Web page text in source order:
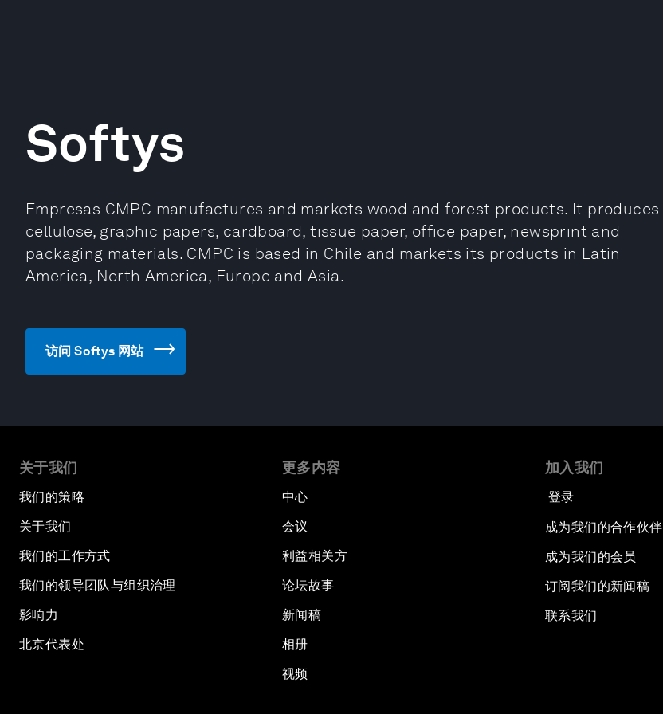
Softys
Empresas CMPC manufactures and markets wood and forest products. It produces
cellulose, graphic papers, cardboard, tissue paper, office paper, newsprint and
packaging materials. CMPC is based in Chile and markets its products in Latin
America, North America, Europe and Asia.
访问 Softys 网站
关于我们
我们的策略
关于我们
我们的工作方式
我们的领导团队与组织治理
影响力
北京代表处
更多内容
中心
会议
利益相关方
论坛故事
新闻稿
相册
视频
加入我们
登录
成为我们的合作伙伴
成为我们的会员
订阅我们的新闻稿
联系我们